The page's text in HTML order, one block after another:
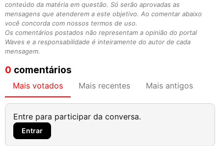
conteúdo da matéria em questão. Só serão aprovadas as
mensagens que atenderem a este objetivo. Ao comentar abaixo
você concorda com nossos termos de uso.
Os comentários postados não representam a opinião do portal
Waves e a responsabilidade é inteiramente do autor de cada
mensagem.
0 comentários
Mais votados Mais recentes Mais antigos
Entre para participar da conversa.
Entrar